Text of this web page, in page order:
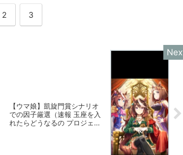
2 3
【ウマ娘】凱旋門賞シナリオ
での因子厳選（速報 玉座を入
れたらどうなるの プロジェク